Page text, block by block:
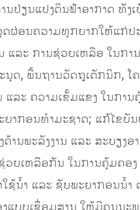
ນປ່ຽນແປງດິນຟ້າອາກາດ ທັງ
ຜ່ອນຄວາມທຸກຍາກໃຫ້ແກ່ປ
ລະ ການຊ່ວຍເຫລືອ ໃນການ
ດ, ພື້ນຖານວັດຖຸເຕັກນິກ, ໂຄ
ແລະ ຄວາມເຂັ້ມແຂງ ໃນການ
ຍາກອນທຳມະຊາດ; ແກ້ໄຂບັ
ານພະລັງງານ ແລະ ສະບຽງອ
ຍເຫລືອກັນ ໃນການຄຸ້ມຄອງ
ຊ້ນ້ຳ ແລະ ຊັບພະຍາກອນນ້ຳ